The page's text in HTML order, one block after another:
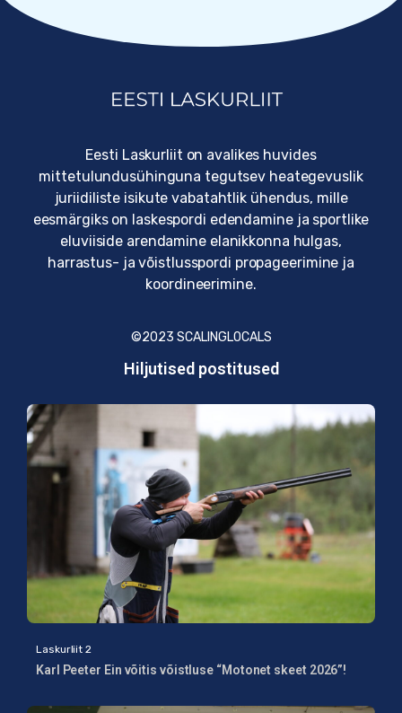
Eesti Laskurliit on avalikes huvides
mittetulundusühinguna tegutsev heategevuslik
juriidiliste isikute vabatahtlik ühendus, mille
eesmärgiks on laskespordi edendamine ja sportlike
eluviiside arendamine elanikkonna hulgas,
harrastus- ja võistlusspordi propageerimine ja
koordineerimine.
©2023 SCALINGLOCALS
Hiljutised postitused
Laskurliit 2
Karl Peeter Ein võitis võistluse “Motonet skeet 2026”!